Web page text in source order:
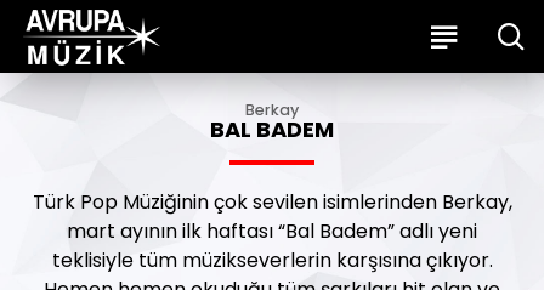
Berkay
BAL BADEM
Türk Pop Müziğinin çok sevilen isimlerinden Berkay,
mart ayının ilk haftası “Bal Badem” adlı yeni
teklisiyle tüm müzikseverlerin karşısına çıkıyor.